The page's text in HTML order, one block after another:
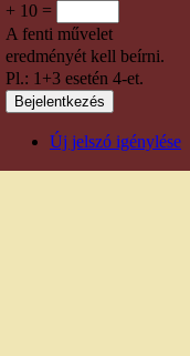
+ 10 =
A fenti művelet
eredményét kell beírni.
Pl.: 1+3 esetén 4-et.
Új jelszó igénylése